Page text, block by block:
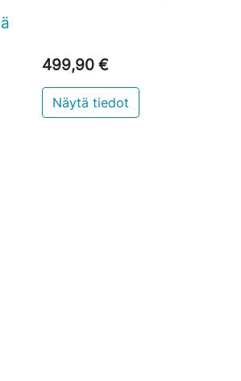
499,90 €
Näytä tiedot